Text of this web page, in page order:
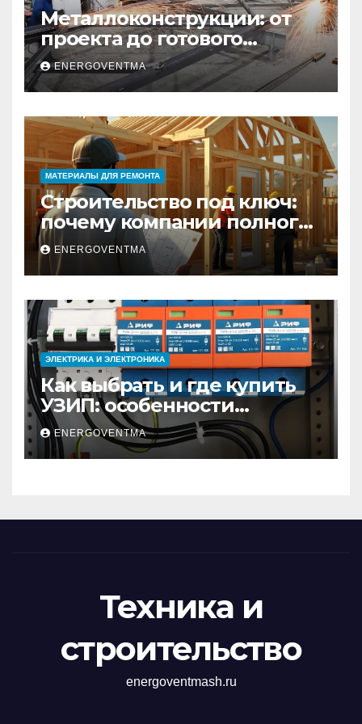
Металлоконструкции: от
проекта до готового
изделия – полный
практический гид
ENERGOVENTMA
МАТЕРИАЛЫ ДЛЯ РЕМОНТА
Строительство под ключ:
почему компании полного
цикла меняют рынок
недвижимости
ENERGOVENTMA
ЭЛЕКТРИКА И ЭЛЕКТРОНИКА
Как выбрать и где купить
УЗИП: особенности
устройств защиты от
импульсных
перенапряжений
ENERGOVENTMA
Техника и
строительство
energoventmash.ru